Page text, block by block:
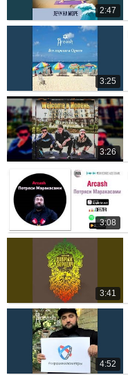
2:47
3:25
3:26
3:08
3:41
4:52